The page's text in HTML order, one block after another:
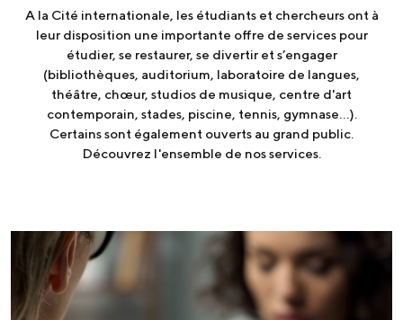
A la Cité internationale, les étudiants et chercheurs ont à
leur disposition une importante offre de services pour
étudier, se restaurer, se divertir et s’engager
(bibliothèques, auditorium, laboratoire de langues,
théâtre, chœur, studios de musique, centre d'art
contemporain, stades, piscine, tennis, gymnase…).
Certains sont également ouverts au grand public.
Découvrez l'ensemble de nos services.